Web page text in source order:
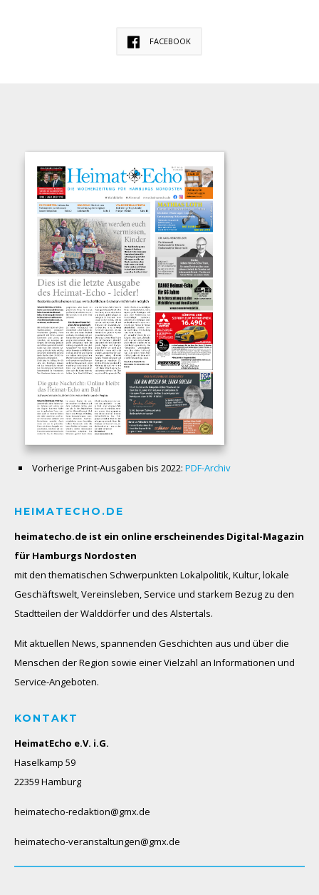
FACEBOOK
Vorherige Print-Ausgaben bis 2022: PDF-Archiv
HEIMATECHO.DE
heimatecho.de ist ein online erscheinendes Digital-Magazin
für Hamburgs Nordosten
mit den thematischen Schwerpunkten Lokalpolitik, Kultur, lokale
Geschäftswelt, Vereinsleben, Service und starkem Bezug zu den
Stadtteilen der Walddörfer und des Alstertals.
Mit aktuellen News, spannenden Geschichten aus und über die
Menschen der Region sowie einer Vielzahl an Informationen und
Service-Angeboten.
KONTAKT
HeimatEcho e.V. i.G.
Haselkamp 59
22359 Hamburg
heimatecho-redaktion@gmx.de
heimatecho-veranstaltungen@gmx.de